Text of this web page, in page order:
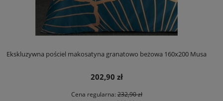
Ekskluzywna pościel makosatyna granatowo beżowa 160x200 Musa
202,90 zł
Cena regularna:232,90 zł